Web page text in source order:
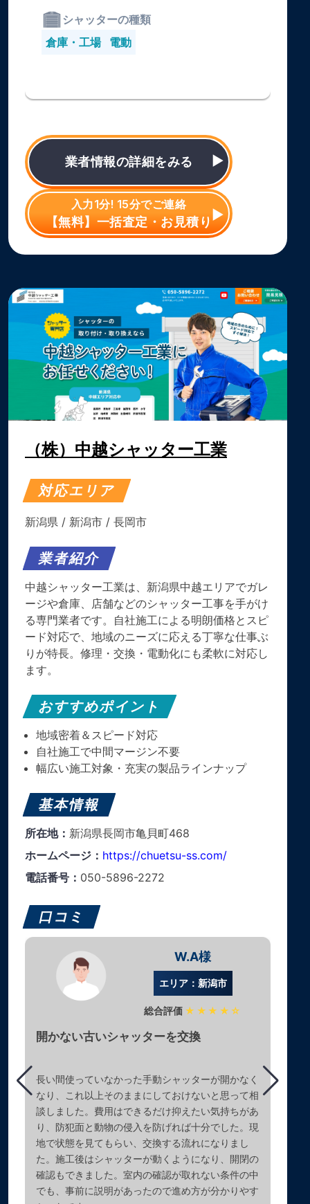
シャッターの種類
倉庫・工場
電動
業者情報の詳細をみる
入力1分! 15分でご連絡
【無料】一括査定・お見積り
（株）中越シャッター工業
対応エリア
新潟県 / 新潟市 / 長岡市
業者紹介
中越シャッター工業は、新潟県中越エリアでガレ
ージや倉庫、店舗などのシャッター工事を手がけ
る専門業者です。自社施工による明朗価格とスピ
ード対応で、地域のニーズに応える丁寧な仕事ぶ
りが特長。修理・交換・電動化にも柔軟に対応し
ます。
おすすめポイント
地域密着＆スピード対応
自社施工で中間マージン不要
幅広い施工対象・充実の製品ラインナップ
基本情報
所在地： 新潟県長岡市亀貝町468
ホームページ： https://chuetsu-ss.com/
電話番号： 050-5896-2272
口コミ
W.A様
エリア：新潟市
総合評価 ★★★★☆
開かない古いシャッターを交換
長い間使っていなかった手動シャッターが開かなく
なり、これ以上そのままにしておけないと思って相
談しました。費用はできるだけ抑えたい気持ちがあ
り、防犯面と動物の侵入を防げれば十分でした。現
地で状態を見てもらい、交換する流れになりまし
た。施工後はシャッターが動くようになり、開閉の
確認もできました。室内の確認が取れない条件の中
でも、事前に説明があったので進め方が分かりやす